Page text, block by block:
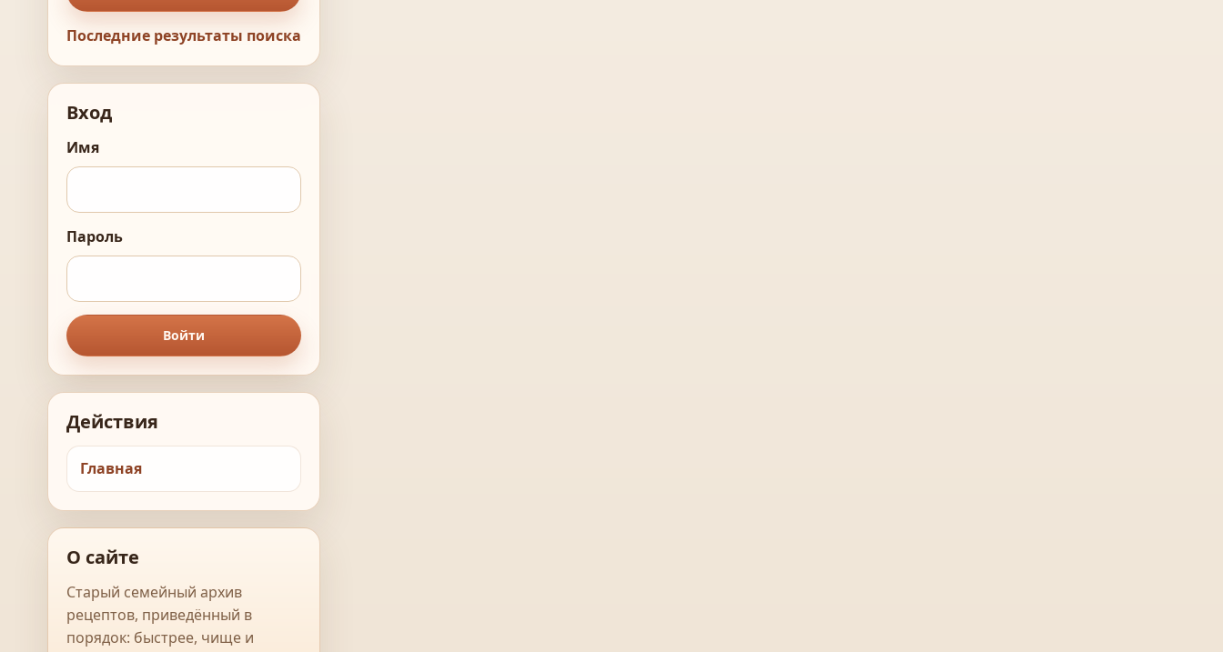
Последние результаты поиска
Вход
Имя
Пароль
Войти
Действия
Главная
О сайте
Старый семейный архив
рецептов, приведённый в
порядок: быстрее, чище и